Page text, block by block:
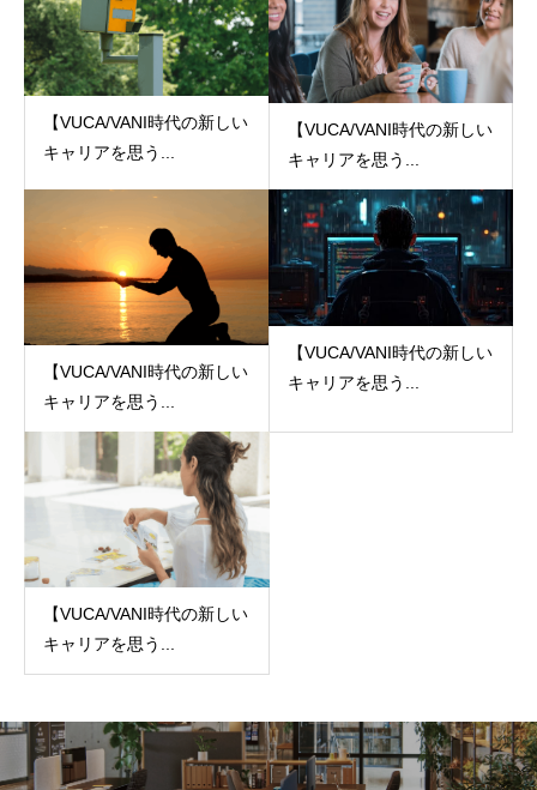
【VUCA/VANI時代の新しい
キャリアを思う...
【VUCA/VANI時代の新しい
キャリアを思う...
【VUCA/VANI時代の新しい
キャリアを思う...
【VUCA/VANI時代の新しい
キャリアを思う...
【VUCA/VANI時代の新しい
キャリアを思う...